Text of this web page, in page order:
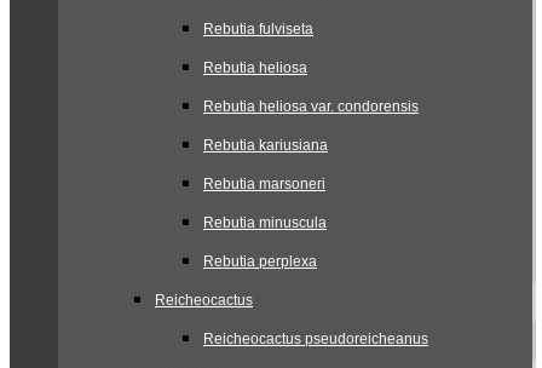
Rebutia fulviseta
Rebutia heliosa
Rebutia heliosa var. condorensis
Rebutia kariusiana
Rebutia marsoneri
Rebutia minuscula
Rebutia perplexa
Reicheocactus
Reicheocactus pseudoreicheanus